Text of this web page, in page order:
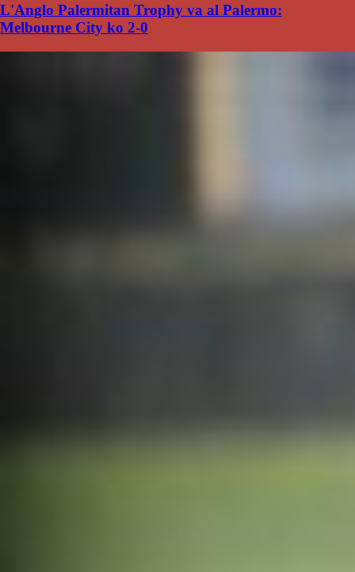
L'Anglo Palermitan Trophy va al Palermo:
Melbourne City ko 2-0